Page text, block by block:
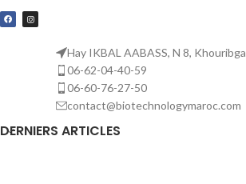
Hay IKBAL AABASS, N 8, Khouribga
06-62-04-40-59
06-60-76-27-50
contact@biotechnologymaroc.com
DERNIERS ARTICLES